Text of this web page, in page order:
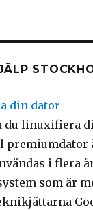
din dator
du linuxifiera
premiumdator
i flera
som är